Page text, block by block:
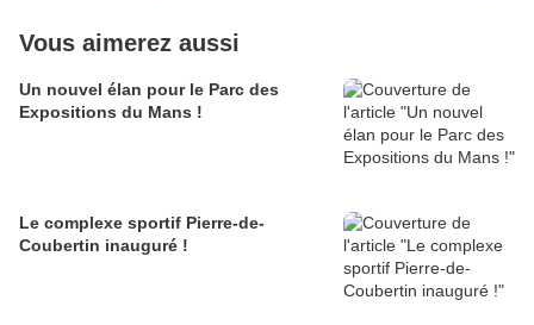
Vous aimerez aussi
Un nouvel élan pour le Parc des
Expositions du Mans !
Le complexe sportif Pierre-de-
Coubertin inauguré !